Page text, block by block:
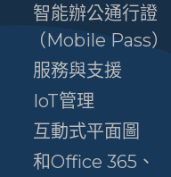
智能辦公通行證
（Mobile Pass）
服務與支援
IoT管理
互動式平面圖
和Office 365、